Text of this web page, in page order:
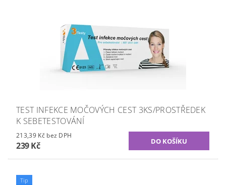
TEST INFEKCE MOČOVÝCH CEST 3KS/PROSTŘEDEK
K SEBETESTOVÁNÍ
213,39 Kč bez DPH
239 Kč
Tip